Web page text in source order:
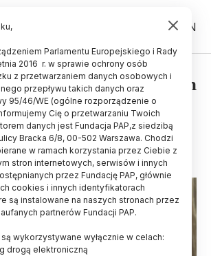
PL EN
związana z rozwojem
moczowego
14.09.2013
Parlamentu Europejskiego i Rady
2016 r. w sprawie ochrony osób
z przetwarzaniem danych osobowych i
przepływu takich danych oraz
95/46/WE (ogólne rozporządzenie o
Cię o przetwarzaniu Twoich
danych jest Fundacja PAP,z siedzibą
Bracka 6/8, 00-502 Warszawa. Chodzi
w ramach korzystania przez Ciebie z
stron internetowych, serwisów i innych
przez Fundację PAP, głównie
cookies i innych identyfikatorach
są instalowane na naszych stronach przez
partnerów Fundacji PAP.
wykorzystywane wyłącznie w celach:
drogą elektroniczną